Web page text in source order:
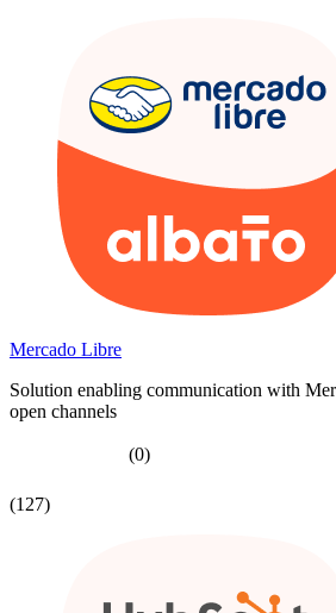
Mercado Libre
Solution enabling communication with
open channels
(0)
(127)